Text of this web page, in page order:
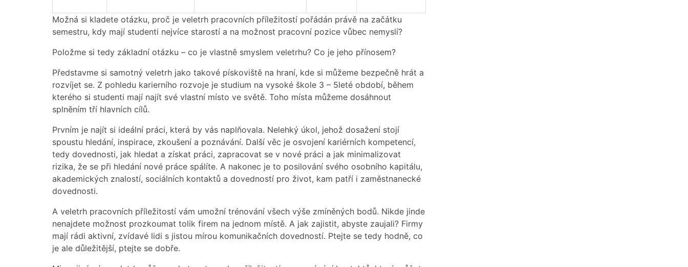
Možná si kladete otázku, proč je veletrh pracovních příležitostí pořádán právě na začátku
semestru, kdy mají studenti nejvíce starostí a na možnost pracovní pozice vůbec nemyslí?
Položme si tedy základní otázku – co je vlastně smyslem veletrhu? Co je jeho přínosem?
Představme si samotný veletrh jako takové pískoviště na hraní, kde si můžeme bezpečně hrát a
rozvíjet se. Z pohledu karierního rozvoje je studium na vysoké škole 3 – 5leté období, během
kterého si studenti mají najít své vlastní místo ve světě. Toho místa můžeme dosáhnout
splněním tří hlavních cílů.
Prvním je najít si ideální práci, která by vás naplňovala. Nelehký úkol, jehož dosažení stojí
spoustu hledání, inspirace, zkoušení a poznávání. Další věc je osvojení kariérních kompetencí,
tedy dovednosti, jak hledat a získat práci, zapracovat se v nové práci a jak minimalizovat
rizika, že se při hledání nové práce spálíte. A nakonec je to posilování svého osobního kapitálu,
akademických znalostí, sociálních kontaktů a dovedností pro život, kam patří i zaměstnanecké
dovednosti.
A veletrh pracovních příležitostí vám umožní trénování všech výše zmíněných bodů. Nikde jinde
nenajdete možnost prozkoumat tolik firem na jednom místě. A jak zajistit, abyste zaujali? Firmy
mají rádi aktivní, zvídavé lidi s jistou mírou komunikačních dovedností. Ptejte se tedy hodně, co
je ale důležitější, ptejte se dobře.